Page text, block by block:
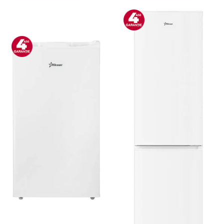
Camere video sport
Caști
Sisteme audio